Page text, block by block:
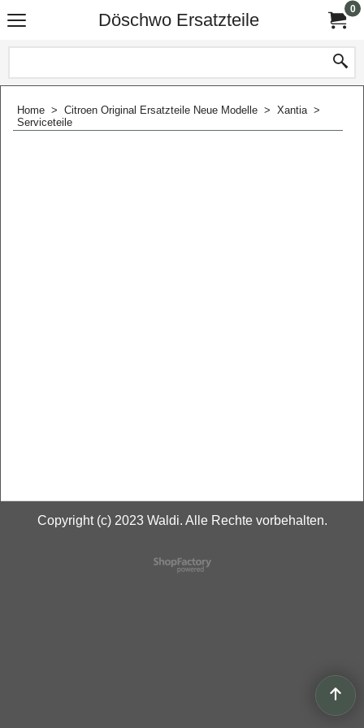
Döschwo Ersatzteile
0
Home > Citroen Original Ersatzteile Neue Modelle > Xantia>
Serviceteile
Copyright (c) 2023 Waldi. Alle Rechte vorbehalten.
WebShop erstellt mit
ShopFactory Shop